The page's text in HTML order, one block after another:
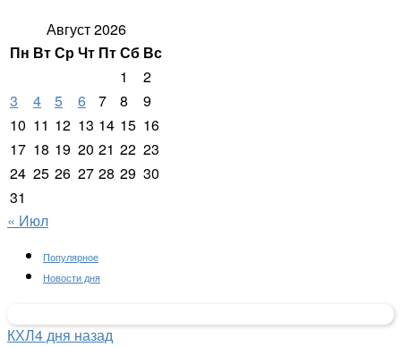
Август 2026
Пн ВтСрЧт ПтСб Вс
1
2
3
4 5 6 7 8
9
10 11 12 13 14 15 16
17 18 19 20 21 22 23
24 25 26 27 28 29 30
31
« Июл
Популярное
Новости дня
КХЛ4 дня назад